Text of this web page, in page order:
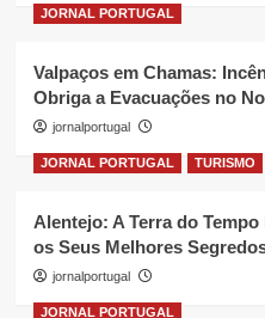
JORNAL PORTUGAL
Valpaços em Chamas:
Obriga a Evacuações no
jornalportugal
JORNAL PORTUGAL TURISMO
Alentejo: A Terra do
os Seus Melhores
jornalportugal
JORNAL PORTUGAL